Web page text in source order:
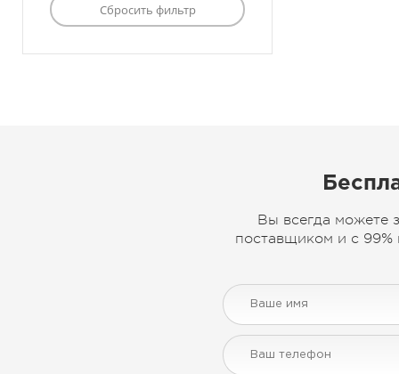
Вы всегда можете
поставщиком и с 99%